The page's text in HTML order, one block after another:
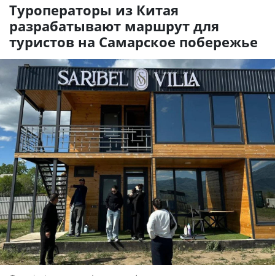
Туроператоры из Китая
разрабатывают маршрут для
туристов на Самарское побережье